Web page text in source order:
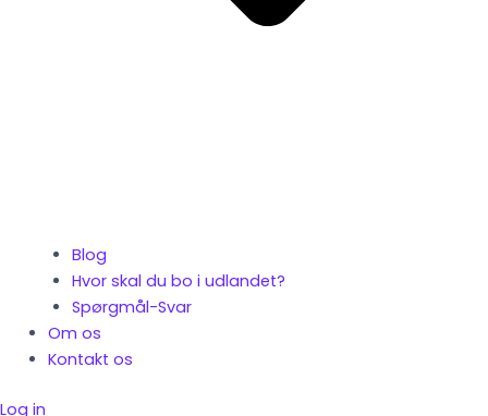
Blog
Hvor skal du bo i udlandet?
Spørgmål-Svar
Om os
Kontakt os
Log in